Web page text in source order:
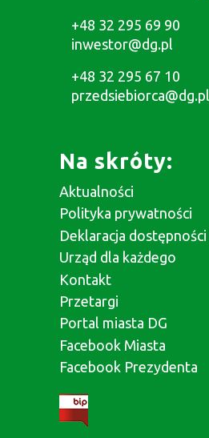
+48 32 295 69 90
inwestor@dg.pl
+48 32 295 67 10
przedsiebiorca@dg.pl
Na skróty:
Aktualności
Polityka prywatności
Deklaracja dostępności
Urząd dla każdego
Kontakt
Przetargi
Portal miasta DG
Facebook Miasta
Facebook Prezydenta